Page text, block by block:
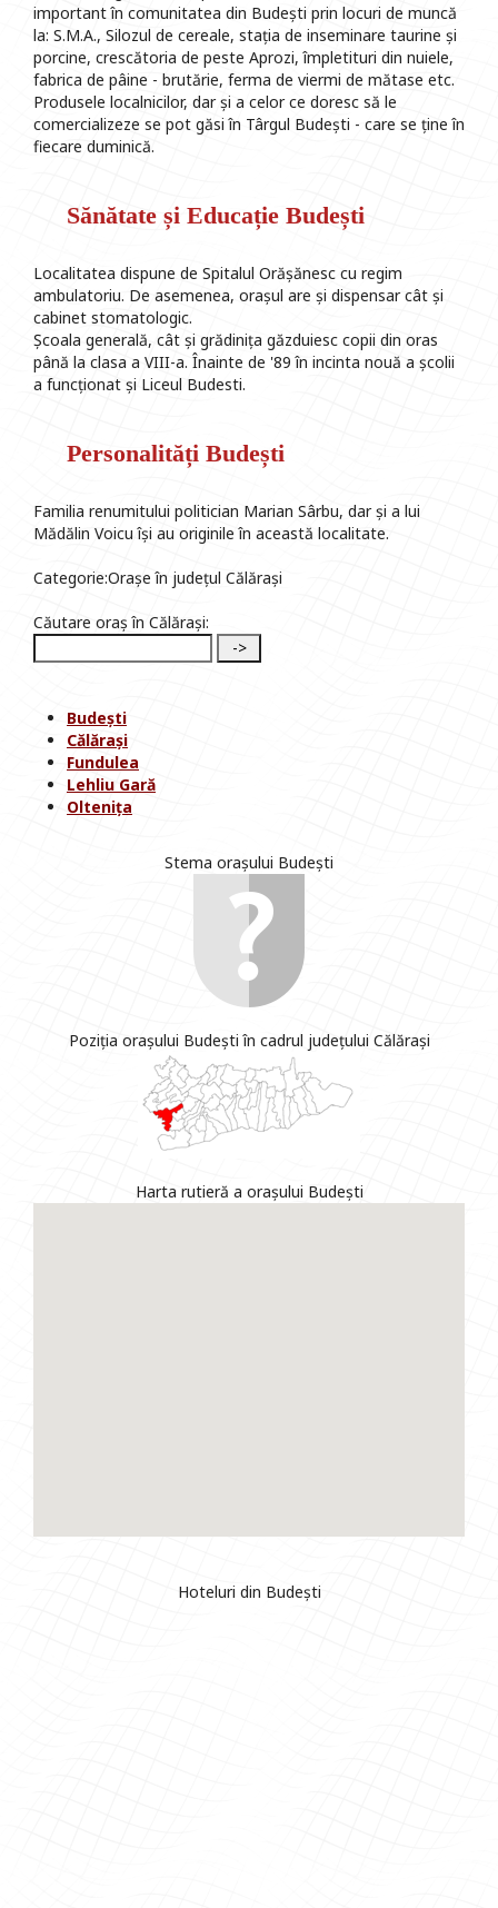
important în comunitatea din Budești prin locuri de muncă
la: S.M.A., Silozul de cereale, stația de inseminare taurine și
porcine, crescătoria de peste Aprozi, împletituri din nuiele,
fabrica de pâine - brutărie, ferma de viermi de mătase etc.
Produsele localnicilor, dar și a celor ce doresc să le
comercializeze se pot găsi în Târgul Budești - care se ține în
fiecare duminică.
Sănătate și Educație Budești
Localitatea dispune de Spitalul Orășănesc cu regim
ambulatoriu. De asemenea, orașul are și dispensar cât și
cabinet stomatologic.
Școala generală, cât și grădinița găzduiesc copii din oras
până la clasa a VIII-a. Înainte de '89 în incinta nouă a școlii
a funcționat și Liceul Budesti.
Personalități Budești
Familia renumitului politician Marian Sârbu, dar și a lui
Mădălin Voicu își au originile în această localitate.
Categorie:Orașe în județul Călărași
Căutare oraș în Călărași:
Budești
Călărași
Fundulea
Lehliu Gară
Oltenița
Stema orașului Budești
Poziția orașului Budești în cadrul județului Călărași
Harta rutieră a orașului Budești
Hoteluri din Budești